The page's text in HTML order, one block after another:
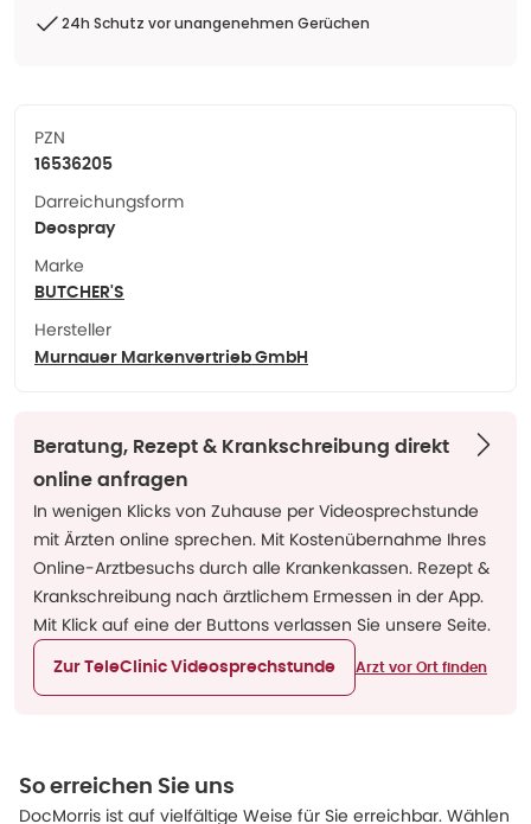
24h Schutz vor unangenehmen Gerüchen
PZN
16536205
Darreichungsform
Deospray
Marke
BUTCHER'S
Hersteller
Murnauer Markenvertrieb GmbH
Beratung, Rezept & Krankschreibung direkt
online anfragen
In wenigen Klicks von Zuhause per Videosprechstunde
mit Ärzten online sprechen. Mit Kostenübernahme Ihres
Online-Arztbesuchs durch alle Krankenkassen. Rezept &
Krankschreibung nach ärztlichem Ermessen in der App.
Mit Klick auf eine der Buttons verlassen Sie unsere Seite.
Zur TeleClinic Videosprechstunde Arzt vor Ort finden
So erreichen Sie uns
DocMorris ist auf vielfältige Weise für Sie erreichbar. Wählen